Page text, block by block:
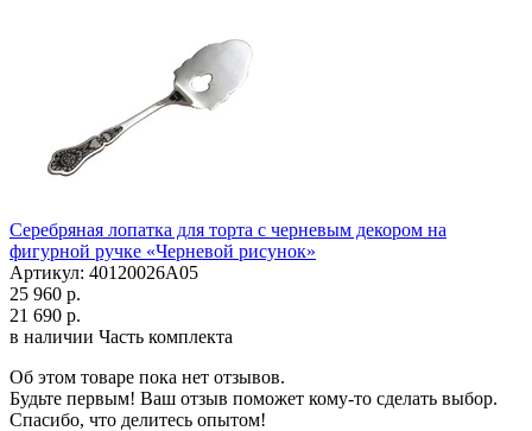
Серебряная лопатка для торта с черневым декором на
фигурной ручке «Черневой рисунок»
Артикул: 40120026А05
25 960 р.
21 690 р.
в наличии Часть комплекта
Об этом товаре пока нет отзывов.
Будьте первым! Ваш отзыв поможет кому-то сделать выбор.
Спасибо, что делитесь опытом!